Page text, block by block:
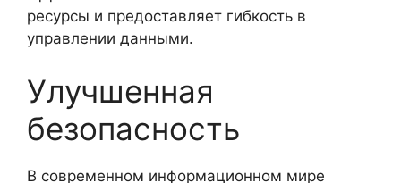
ресурсы и предоставляет гибкость в
управлении данными.
Улучшенная
безопасность
В современном информационном мире